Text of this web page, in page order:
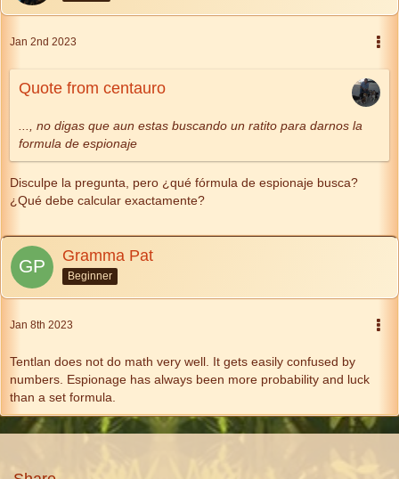
Jan 2nd 2023
Quote from centauro
..., no digas que aun estas buscando un ratito para darnos la
formula de espionaje
Disculpe la pregunta, pero ¿qué fórmula de espionaje busca?
¿Qué debe calcular exactamente?
Gramma Pat
Beginner
Jan 8th 2023
Tentlan does not do math very well. It gets easily confused by
numbers. Espionage has always been more probability and luck
than a set formula.